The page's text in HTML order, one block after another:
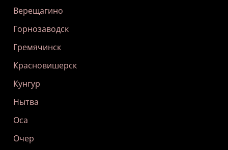
Верещагино
Горнозаводск
Гремячинск
Красновишерск
Кунгур
Нытва
Оса
Очер